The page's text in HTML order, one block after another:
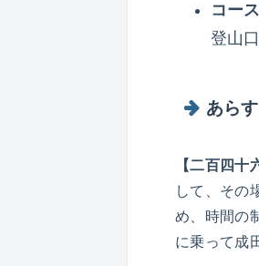
コース
登山
あら
【二百四十
して、その
め、時間の
に乗って成